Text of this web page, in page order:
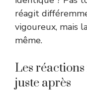
réagit
vigoureux, mais
même.
Les
juste après